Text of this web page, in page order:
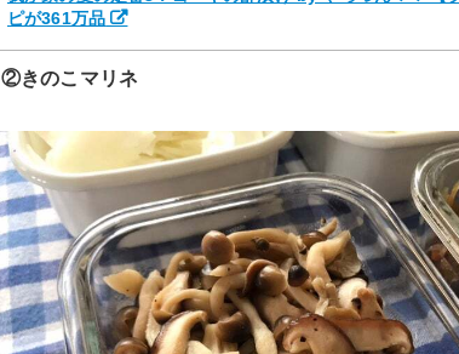
ピが361万品
②きのこマリネ